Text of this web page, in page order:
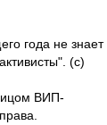
года не знает
(с)
ВИП-